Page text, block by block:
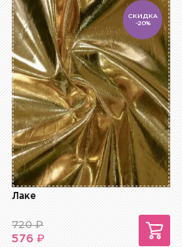
СКИДКА
-20%
Лаке
720₽
576 ₽